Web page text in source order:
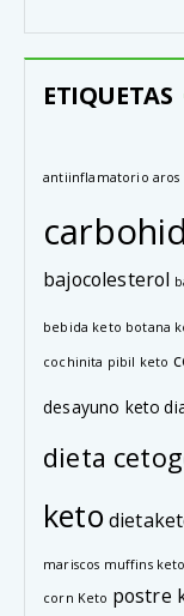
ETIQUETAS
antiinflamatorio aros
bajocolesterol
bebida keto botana
cochinita pibil keto
desayuno keto
dieta
keto
mariscos muffins keto
corn Keto postre